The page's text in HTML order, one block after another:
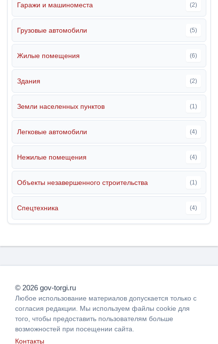
Гаражи и машиноместа (2)
Грузовые автомобили (5)
Жилые помещения (6)
Здания (2)
Земли населенных пунктов (1)
Легковые автомобили (4)
Нежилые помещения (4)
Объекты незавершенного строительства (1)
Спецтехника (4)
© 2026 gov-torgi.ru
Любое использование материалов допускается только с
согласия редакции. Мы используем файлы cookie для
того, чтобы предоставить пользователям больше
возможностей при посещении сайта.
Контакты